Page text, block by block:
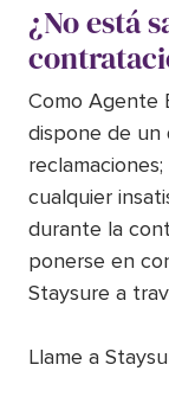
¿No está
Como Agente
dispone de
cualquier
durante la
ponerse en
Staysure a
Llame a